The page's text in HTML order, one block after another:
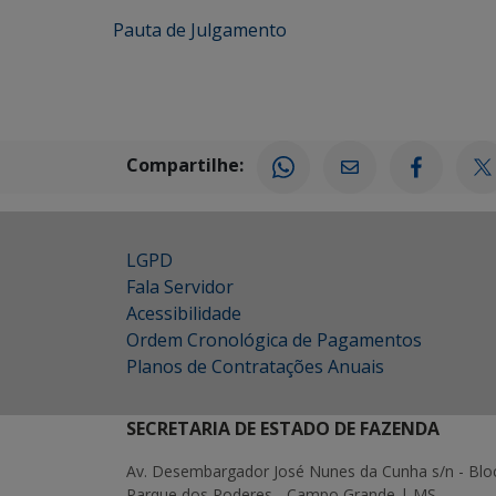
Pauta de Julgamento
Compartilhe:
LGPD
Fala Servidor
Acessibilidade
Ordem Cronológica de Pagamentos
Planos de Contratações Anuais
SECRETARIA DE ESTADO DE FAZENDA
Av. Desembargador José Nunes da Cunha s/n -